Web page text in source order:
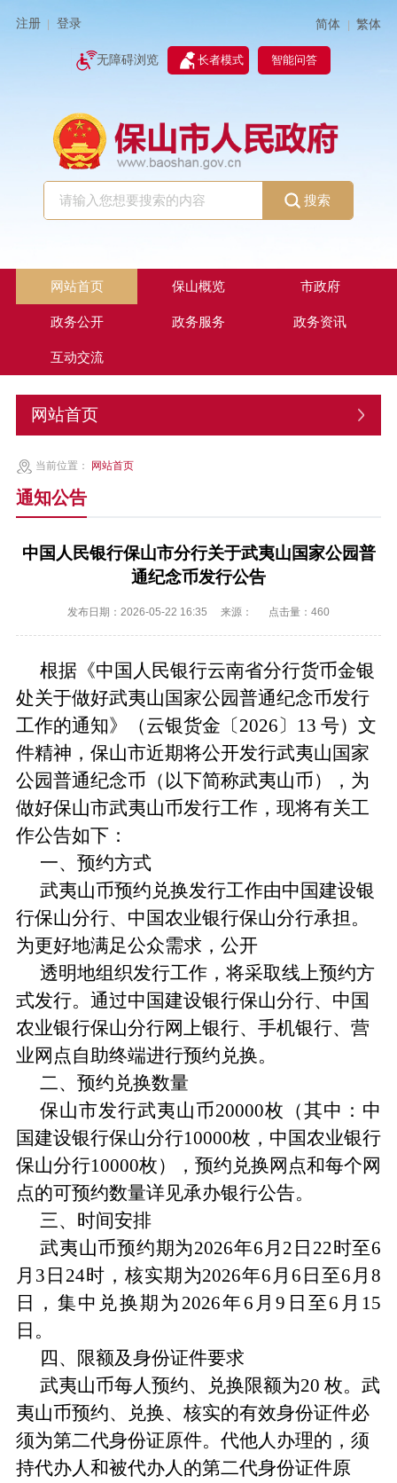
注册 登录 简体 | 繁体
无障碍浏览 长者模式 智能问答
搜索
网站首页 保山概览 市政府
政务公开 政务服务 政务资讯
互动交流
网站首页
当前位置： 网站首页
通知公告
中国人民银行保山市分行关于武夷山国家公园普
通纪念币发行公告
发布日期：2026-05-22 16:35 来源： 点击量： 460
根据《中国人民银行云南省分行货币金银
处关于做好武夷山国家公园普通纪念币发行
工作的通知》（云银货金〔2026〕 13 号） 文
件精神 ， 保山市近期将公开发行武夷山国家
公园普通纪念币 （以下简称武夷山币） ， 为
做好保山市武夷山币发行工作，现将有关工
作公告如下：
一、预约方式
武夷山币预约兑换发行工作由中国建设银
行保山分行、中国农业银行保山分行承担。
为更好地满足公众需求，公开
透明地组织发行工作，将采取线上预约方
式发行。 通过中国建设银行保山分行、中国
农业银行保山分行网上银行、手机银行、营
业网点自助终端进行预约兑换。
二、预约兑换数量
保山市发行武夷山币20000枚（其中： 中
国建设银行保山分行10000枚， 中国农业银行
保山分行10000枚），预约兑换网点和每个网
点的可预约数量详见承办银行公告。
三、 时间安排
武夷山币预约期为2026年6月2日22时至6
月3日24时，核实期为2026年6月6日至6月8
日，集中兑换期为2026年6月9日至6月15
日 。
四、 限额及身份证件要求
武夷山币每人预约、兑换限额为20 枚。武
夷山币预约、兑换、核实的有效身份证件必
须为第二代身份证原件。代他人办理的，须
持代办人和被代办人的第二代身份证件原